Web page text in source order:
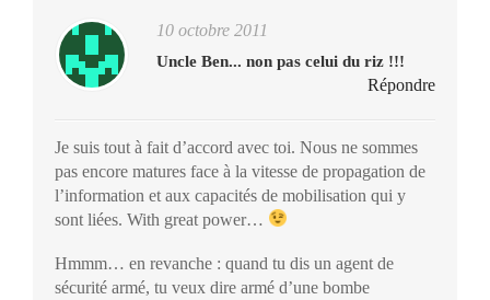
10 octobre 2011
Uncle Ben... non pas celui du riz !!!
Répondre
Je suis tout à fait d’accord avec toi. Nous ne sommes
pas encore matures face à la vitesse de propagation de
l’information et aux capacités de mobilisation qui y
sont liées. With great power…
Hmmm… en revanche : quand tu dis un agent de
sécurité armé, tu veux dire armé d’une bombe